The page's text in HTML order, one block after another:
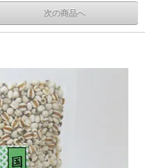
次の商品へ